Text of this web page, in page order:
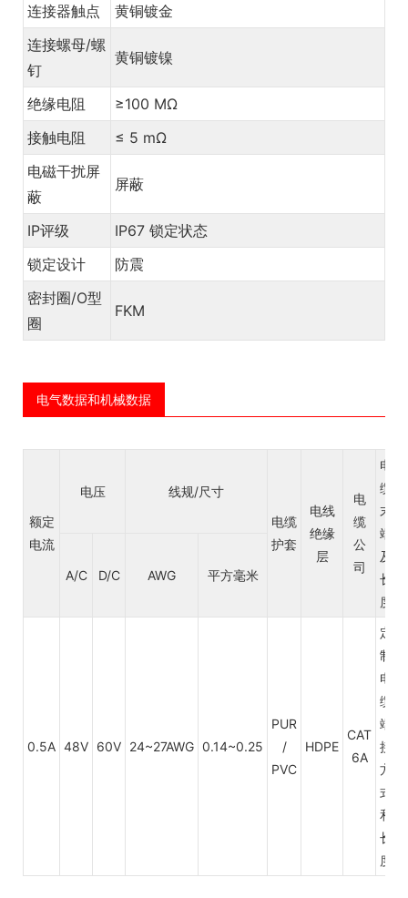
连接器触点
黄铜镀金
连接螺母/螺
钉
黄铜镀镍
绝缘电阻
≥100 MΩ
接触电阻
≤ 5 mΩ
电磁干扰屏
蔽
屏蔽
IP评级
IP67 锁定状态
锁定设计
防震
密封圈/O型
圈
FKM
电气数据和机械数据
额定
电流
电压
线规/尺寸
电缆
护套
电线
绝缘
层
电
缆
公
司
电
缆
末
端
及
长
度
A/C D/C AWG 平方毫米
0.5A 48V 60V 24~27AWG 0.14~0.25
PUR
/
PVC
HDPE
CAT
6A
定
制
电
缆
端
接
方
式
和
长
度